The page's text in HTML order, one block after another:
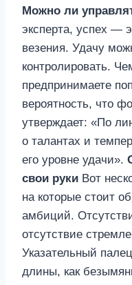
Можно ли
эксперта, успех —
везения. Удачу
контролировать.
предпринимаете
вероятность, что
утверждает: «По
о талантах и
его уровне удачи».
свои руки Вот
на которые стоит
амбиций.
отсутствие
Указательный
длины, как